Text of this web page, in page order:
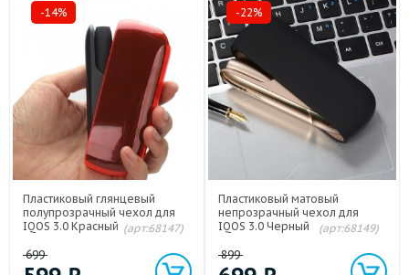
-14%
Пластиковый глянцевый
полупрозрачный чехол для
IQOS 3.0 Красный (арт:68147)
699
-22%
Пластиковый матовый
непрозрачный чехол для
IQOS 3.0 Черный
(арт:68149)
899